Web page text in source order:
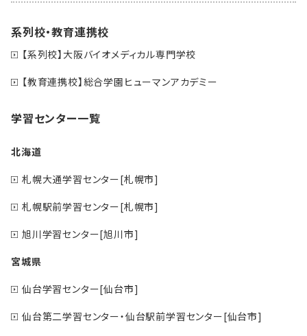
系列校・教育連携校
【系列校】大阪バイオメディカル専門学校
【教育連携校】総合学園ヒューマンアカデミー
学習センター一覧
北海道
札幌大通学習センター[札幌市]
札幌駅前学習センター[札幌市]
旭川学習センター[旭川市]
宮城県
仙台学習センター[仙台市]
仙台第二学習センター・仙台駅前学習センター[仙台市]